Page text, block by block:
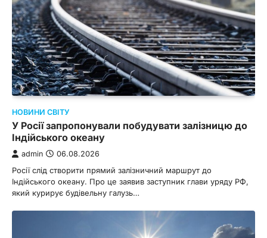
НОВИНИ СВІТУ
У Росії запропонували побудувати залізницю до
Індійського океану
admin 06.08.2026
Росії слід створити прямий залізничний маршрут до
Індійського океану. Про це заявив заступник глави уряду РФ,
який курирує будівельну галузь…